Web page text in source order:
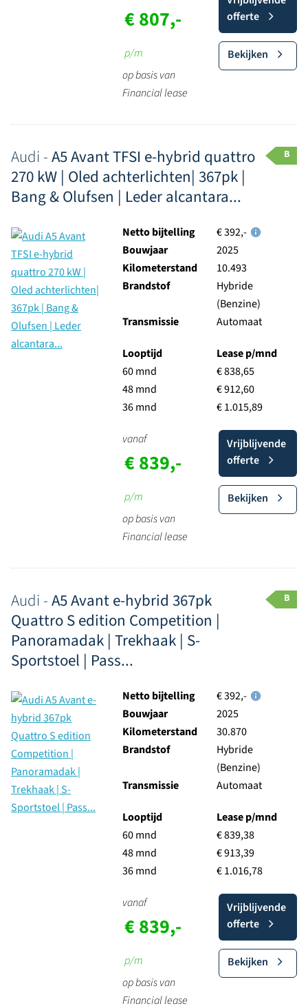
€ 807,-
p/m
op basis van
Financial lease
offerte
Bekijken
Audi -A5 Avant TFSI e-hybrid quattro
270 kW | Oled achterlichten| 367pk |
Bang & Olufsen | Leder alcantara...
B
Netto bijtelling
€ 392,-
Bouwjaar
2025
Kilometerstand
10.493
Brandstof
Hybride
(Benzine)
Transmissie
Automaat
Looptijd
60 mnd
48 mnd
36 mnd
Lease p/mnd
€ 838,65
€ 912,60
€ 1.015,89
vanaf
€ 839,-
p/m
op basis van
Financial lease
Vrijblijvende
offerte
Bekijken
Audi -A5 Avant e-hybrid 367pk
Quattro S edition Competition |
Panoramadak | Trekhaak | S-
Sportstoel | Pass...
B
Netto bijtelling
€ 392,-
Bouwjaar
2025
Kilometerstand
30.870
Brandstof
Hybride
(Benzine)
Transmissie
Automaat
Looptijd
60 mnd
48 mnd
36 mnd
Lease p/mnd
€ 839,38
€ 913,39
€ 1.016,78
vanaf
€ 839,-
p/m
op basis van
Financial lease
Vrijblijvende
offerte
Bekijken